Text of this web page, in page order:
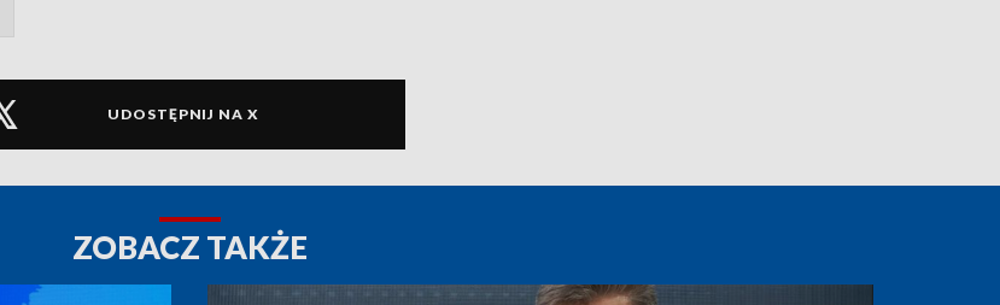
UDOSTĘPNIJ NA X
ZOBACZ TAKŻE